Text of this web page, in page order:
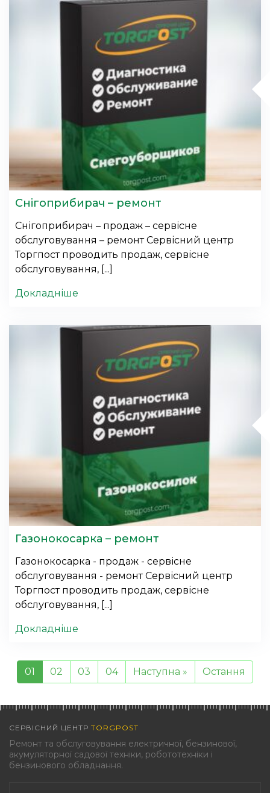
Снігоприбирач – ремонт
Снігоприбирач – продаж – сервісне
обслуговування – ремонт Сервісний центр
Торгпост проводить продаж, сервісне
обслуговування, [...]
Докладніше
Газонокосарка – ремонт
Газонокосарка - продаж - сервісне
обслуговування - ремонт Сервісний центр
Торгпост проводить продаж, сервісне
обслуговування, [...]
Докладніше
01 02 03 04 Наступна » Остання
СЕРВІСНИЙ ЦЕНТР TORGPOST
Ремонт та обслуговування електричної, бензинової,
акумуляторної садової техніки, робототехніки і
бензинового обладнання.